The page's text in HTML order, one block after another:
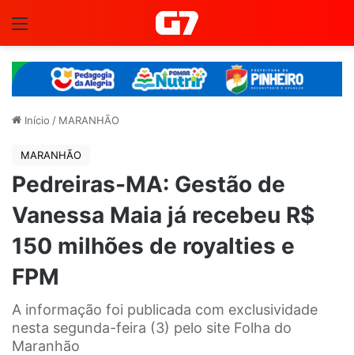
Início / MARANHÃO
MARANHÃO
Pedreiras-MA: Gestão de
Vanessa Maia já recebeu R$
150 milhões de royalties e
FPM
A informação foi publicada com exclusividade
nesta segunda-feira (3) pelo site Folha do
Maranhão